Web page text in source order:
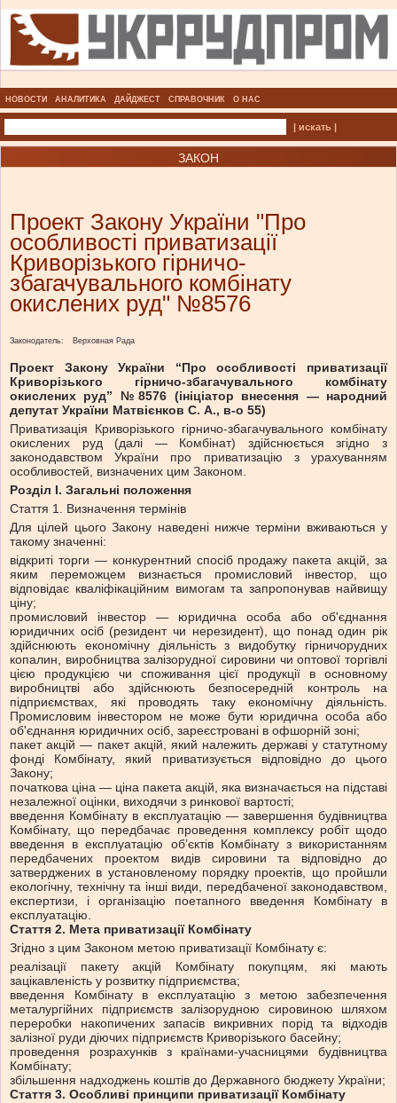
НОВОСТИ АНАЛИТИКА ДАЙДЖЕСТ СПРАВОЧНИК О НАС
| искать |
ЗАКОН
Проект Закону України "Про
особливості приватизації
Криворізького гірничо-
збагачувального комбінату
окислених руд" №8576
Законодатель: Верховная Рада
Проект Закону України “Про особливості приватизації
Криворізького гірничо-збагачувального комбінату
окислених руд” №8576 (ініціатор внесення — народний
депутат України Матвієнков С. А., в-о 55)
Приватизація Криворізького гірничо-збагачувального комбінату
окислених руд (далі — Комбінат) здійснюється згідно з
законодавством України про приватизацію з урахуванням
особливостей, визначених цим Законом.
Розділ I. Загальні положення
Стаття 1. Визначення термінів
Для цілей цього Закону наведені нижче терміни вживаються у
такому значенні:
відкриті торги — конкурентний спосіб продажу пакета акцій, за
яким переможцем визнається промисловий інвестор, що
відповідає кваліфікаційним вимогам та запропонував найвищу
ціну;
промисловий інвестор — юридична особа або об'єднання
юридичних осіб (резидент чи нерезидент), що понад один рік
здійснюють економічну діяльність з видобутку гірничорудних
копалин, виробництва залізорудної сировини чи оптової торгівлі
цією продукцією чи споживання цієї продукції в основному
виробництві або здійснюють безпосередній контроль на
підприємствах, які проводять таку економічну діяльність.
Промисловим інвестором не може бути юридична особа або
об'єднання юридичних осіб, зареєстровані в офшорній зоні;
пакет акцій — пакет акцій, який належить державі у статутному
фонді Комбінату, який приватизується відповідно до цього
Закону;
початкова ціна — ціна пакета акцій, яка визначається на підставі
незалежної оцінки, виходячи з ринкової вартості;
введення Комбінату в експлуатацію — завершення будівництва
Комбінату, що передбачає проведення комплексу робіт щодо
введення в експлуатацію об’єктів Комбінату з використанням
передбачених проектом видів сировини та відповідно до
затверджених в установленому порядку проектів, що пройшли
екологічну, технічну та інші види, передбаченої законодавством,
експертизи, і організацію поетапного введення Комбінату в
експлуатацію.
Стаття 2. Мета приватизації Комбінату
Згідно з цим Законом метою приватизації Комбінату є:
реалізації пакету акцій Комбінату покупцям, які мають
зацікавленість у розвитку підприємства;
введення Комбінату в експлуатацію з метою забезпечення
металургійних підприємств залізорудною сировиною шляхом
переробки накопичених запасів викривних порід та відходів
залізної руди діючих підприємств Криворізького басейну;
проведення розрахунків з країнами-учасницями будівництва
Комбінату;
збільшення надходжень коштів до Державного бюджету України;
Стаття 3. Особливі принципи приватизації Комбінату